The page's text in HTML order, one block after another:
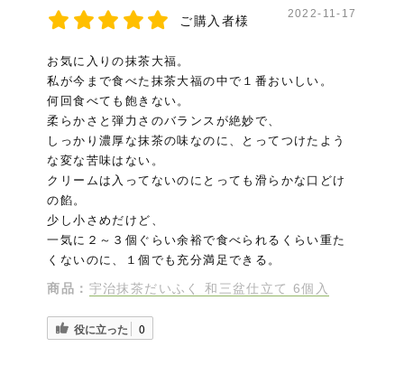
ご購入者様 2022-11-17
お気に入りの抹茶大福。
私が今まで食べた抹茶大福の中で１番おいしい。
何回食べても飽きない。
柔らかさと弾力さのバランスが絶妙で、
しっかり濃厚な抹茶の味なのに、とってつけたよう
な変な苦味はない。
クリームは入ってないのにとっても滑らかな口どけ
の餡。
少し小さめだけど、
一気に２～３個ぐらい余裕で食べられるくらい重た
くないのに、１個でも充分満足できる。
商品： 宇治抹茶だいふく 和三盆仕立て 6個入
役に立った 0